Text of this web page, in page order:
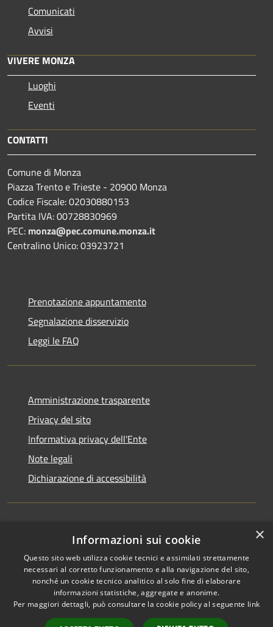
Comunicati
Avvisi
VIVERE MONZA
Luoghi
Eventi
CONTATTI
Comune di Monza
Piazza Trento e Trieste - 20900 Monza
Codice Fiscale: 02030880153
Partita IVA: 00728830969
PEC: monza@pec.comune.monza.it
Centralino Unico: 03923721
Prenotazione appuntamento
Segnalazione disservizio
Leggi le FAQ
Amministrazione trasparente
Privacy del sito
Informativa privacy dell'Ente
Note legali
Dichiarazione di accessibilità
Newsletter
RSS
Accessibilità
Copyright © 2026 • Comune di
×
Informazioni sui cookie
Questo sito web utilizza cookie tecnici e assimilati strettamente
necessari al corretto funzionamento e alla navigazione del sito,
nonché un cookie tecnico analitico al solo fine di elaborare
informazioni statistiche, aggregate e anonime.
Per maggiori dettagli, può consultare la cookie policy al seguente link